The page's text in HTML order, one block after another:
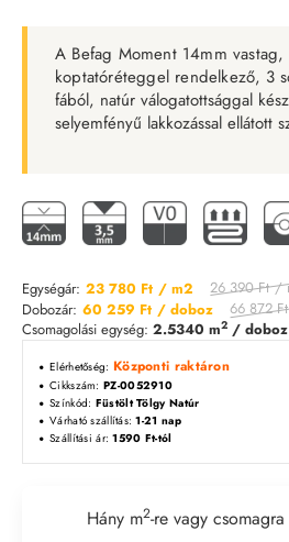
A Befag Moment 14mm vastag,
koptatóréteggel rendelkező, 3
fából, natúr válogatottsággal
selyemfényű lakkozással ellátott
Egységár: 23 780 Ft / m2 26 390 Ft /
Dobozár: 60 259 Ft / doboz 66 872 Ft
Csomagolási egység: 2.5340 m2 / doboz
Elérhetőség: Központi raktáron
Cikkszám: PZ-0052910
Színkód: Füstölt Tölgy Natúr
Várható szállítás: 1-21 nap
Szállítási ár: 1590 Ft-tól
Hány m2-re vagy